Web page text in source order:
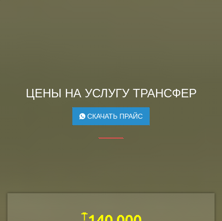
ЦЕНЫ НА УСЛУГУ ТРАНСФЕР
СКАЧАТЬ ПРАЙС
⍑